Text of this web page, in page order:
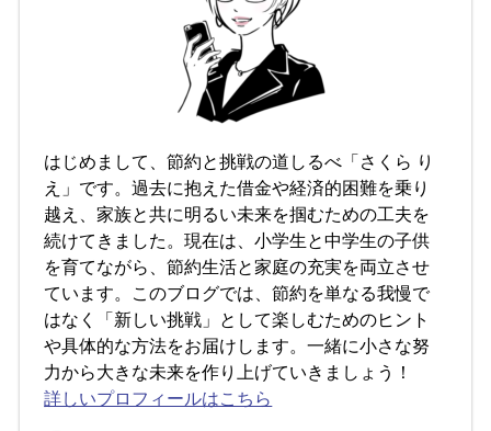
はじめまして、節約と挑戦の道しるべ「さくら り
え」です。過去に抱えた借金や経済的困難を乗り
越え、家族と共に明るい未来を掴むための工夫を
続けてきました。現在は、小学生と中学生の子供
を育てながら、節約生活と家庭の充実を両立させ
ています。このブログでは、節約を単なる我慢で
はなく「新しい挑戦」として楽しむためのヒント
や具体的な方法をお届けします。一緒に小さな努
力から大きな未来を作り上げていきましょう！
詳しいプロフィールはこちら